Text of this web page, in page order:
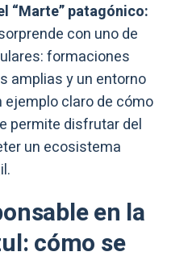
“Marte” patagónico:
con uno de
formaciones
amplias y un entorno
ejemplo claro de cómo
permite disfrutar del
un ecosistema
en la
cómo se